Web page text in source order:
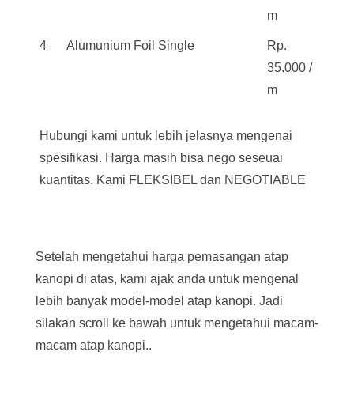
m
4 Alumunium Foil Single
Rp.
35.000 /
m
Hubungi kami untuk lebih jelasnya mengenai
spesifikasi. Harga masih bisa nego seseuai
kuantitas. Kami FLEKSIBEL dan NEGOTIABLE
Setelah mengetahui harga pemasangan atap
kanopi di atas, kami ajak anda untuk mengenal
lebih banyak model-model atap kanopi. Jadi
silakan scroll ke bawah untuk mengetahui macam-
macam atap kanopi..